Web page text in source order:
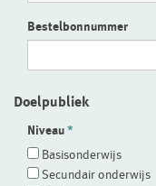
Bestelbonnummer
Doelpubliek
Niveau
Basisonderwijs
Secundair onderwijs